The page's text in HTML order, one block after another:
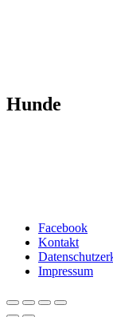
Hunde
Facebook
Kontakt
Impressum